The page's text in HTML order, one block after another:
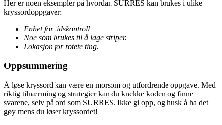
Her er noen eksempler på hvordan SURRES kan brukes i ulike
kryssordoppgaver:
Enhet for tidskontroll.
Noe som brukes til å lage striper.
Lokasjon for rotete ting.
Oppsummering
Å løse kryssord kan være en morsom og utfordrende oppgave. Med
riktig tilnærming og strategier kan du knekke koden og finne
svarene, selv på ord som SURRES. Ikke gi opp, og husk å ha det
gøy mens du løser kryssordet!